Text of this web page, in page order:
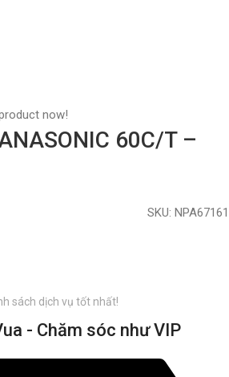
now!
60C/T –
SKU: NPA67161
sách dịch vụ tốt nhất!
- Chăm sóc như VIP